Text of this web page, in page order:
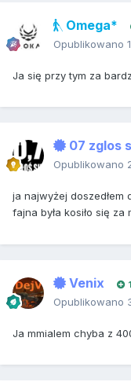
Omega*
Opublikowano
Ja się przy tym za
07 zglos
Opublikowano
ja najwyżej doszedłem
fajna była kosiło się za
Venix
Opublikowano
Ja mmialem chyba z